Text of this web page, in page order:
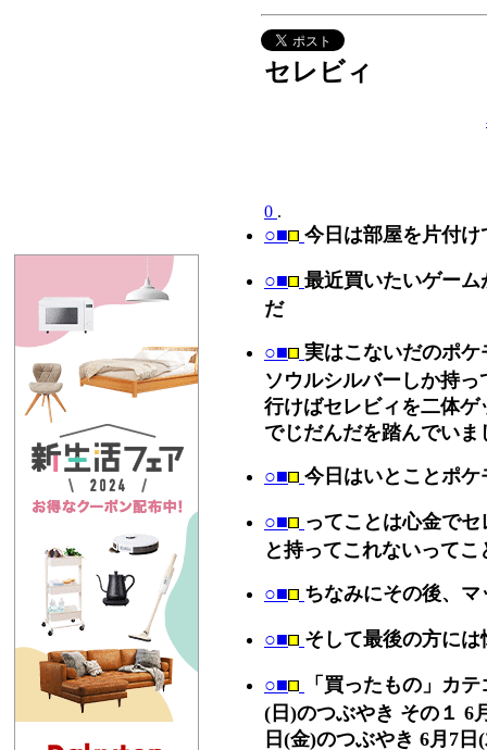
セレビィ
0 .
○■ 今日は部屋を片付
○■ 最近買いたいゲー
だ
○■ 実はこないだのポ
ソウルシルバーしか持
行けばセレビィを二体
でじだんだを踏んでいま
○■ 今日はいとことポ
○■ ってことは心金で
と持ってこれないってこ
○■ ちなみにその後、マ
○■ そして最後の方に
○■ 「買ったもの」カ
(日)のつぶやき その１ 6
日(金)のつぶやき 6月7